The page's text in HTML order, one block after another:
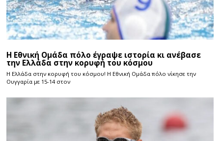
Η Εθνική Ομάδα πόλο έγραψε ιστορία κι ανέβασε
την Ελλάδα στην κορυφή του κόσμου
Η Ελλάδα στην κορυφή του κόσμου! Η Εθνική Ομάδα πόλο νίκησε την
Ουγγαρία με 15-14 στον